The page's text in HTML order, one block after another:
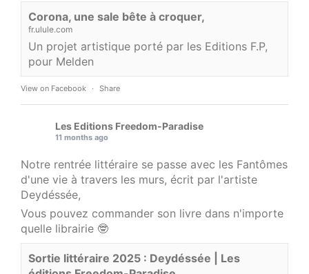
Corona, une sale bête à croquer,
fr.ulule.com
Un projet artistique porté par les Editions F.P,
pour Melden
View on Facebook · Share
Les Editions Freedom-Paradise
11 months ago
Notre rentrée littéraire se passe avec les Fantômes
d'une vie à travers les murs, écrit par l'artiste
Deydéssée,
Vous pouvez commander son livre dans n'importe
quelle librairie 🤓
Sortie littéraire 2025 : Deydéssée | Les